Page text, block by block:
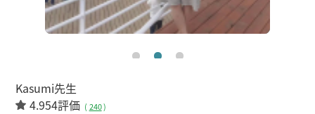
Kasumi先生
4.954評価 ( 240)